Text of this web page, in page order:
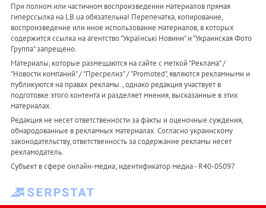
При полном или частичном воспроизведении материалов прямая
гиперссылка на LB.ua обязательна! Перепечатка, копирование,
воспроизведение или иное использование материалов, в которых
содержится ссылка на агентство "Українськi Новини" и "Украинская Фото
Группа" запрещено.
Материалы, которые размещаются на сайте с меткой "Реклама" /
"Новости компаний" / "Пресрелиз" / "Promoted", являются рекламными и
публикуются на правах рекламы. , однако редакция участвует в
подготовке этого контента и разделяет мнения, высказанные в этих
материалах.
Редакция не несет ответственности за факты и оценочные суждения,
обнародованные в рекламных материалах. Согласно украинскому
законодательству, ответственность за содержание рекламы несет
рекламодатель.
Субъект в сфере онлайн-медиа; идентификатор медиа - R40-05097